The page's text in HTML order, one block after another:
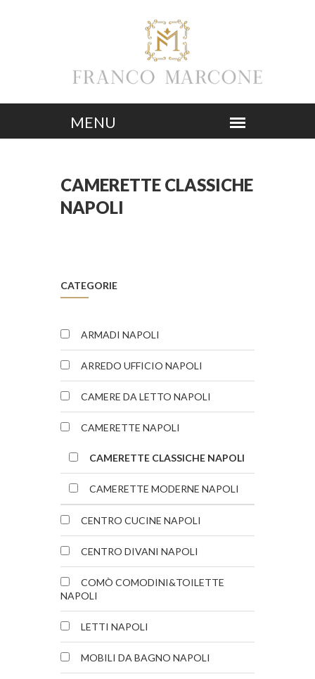
CAMERETTE CLASSICHE
NAPOLI
CATEGORIE
ARMADI NAPOLI
ARREDO UFFICIO NAPOLI
CAMERE DA LETTO NAPOLI
CAMERETTE NAPOLI
CAMERETTE CLASSICHE NAPOLI
CAMERETTE MODERNE NAPOLI
CENTRO CUCINE NAPOLI
CENTRO DIVANI NAPOLI
COMÒ COMODINI&TOILETTE
NAPOLI
LETTI NAPOLI
MOBILI DA BAGNO NAPOLI